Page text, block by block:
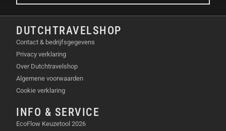
DUTCHTRAVELSHOP
Contact & bedrijfsgegevens
Privacy verklaring
Over Dutchtravelshop
Algemene voorwaarden
Cookie verklaring
INFO & SERVICE
EcoFlow Keuzetool 2026